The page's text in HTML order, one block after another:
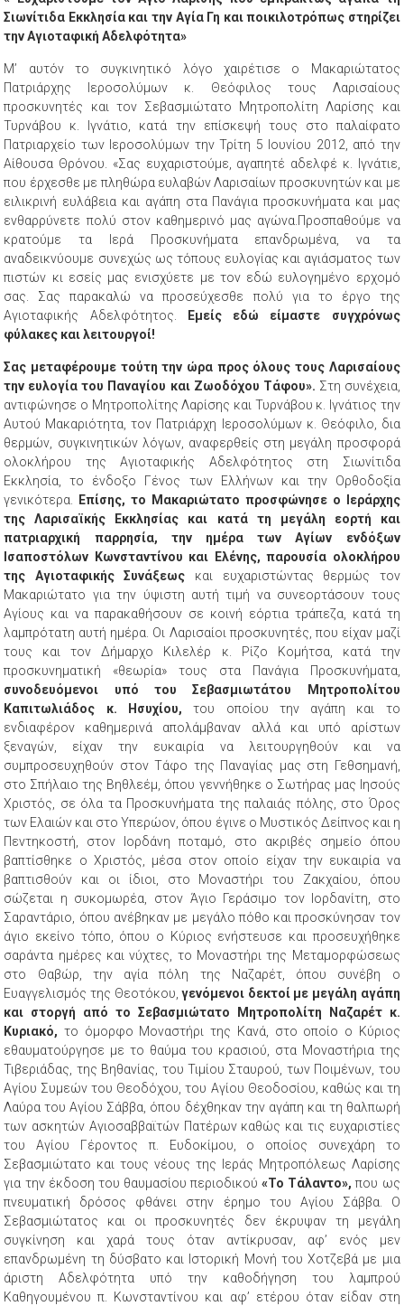
Σιωνίτιδα Εκκλησία και την Αγία Γη και ποικιλοτρόπως στηρίζει
την Αγιοταφική Αδελφότητα»
Μ’ αυτόν το συγκινητικό λόγο χαιρέτισε ο Μακαριώτατος
Πατριάρχης Ιεροσολύμων κ. Θεόφιλος τους Λαρισαίους
προσκυνητές και τον Σεβασμιώτατο Μητροπολίτη Λαρίσης και
Τυρνάβου κ. Ιγνάτιο, κατά την επίσκεψή τους στο παλαίφατο
Πατριαρχείο των Ιεροσολύμων την Τρίτη 5 Ιουνίου 2012, από την
Αίθουσα Θρόνου. «Σας ευχαριστούμε, αγαπητέ αδελφέ κ. Ιγνάτιε,
που έρχεσθε με πληθώρα ευλαβών Λαρισαίων προσκυνητών και με
ειλικρινή ευλάβεια και αγάπη στα Πανάγια προσκυνήματα και μας
ενθαρρύνετε πολύ στον καθημερινό μας αγώνα.Προσπαθούμε να
κρατούμε τα Ιερά Προσκυνήματα επανδρωμένα, να τα
αναδεικνύουμε συνεχώς ως τόπους ευλογίας και αγιάσματος των
πιστών κι εσείς μας ενισχύετε με τον εδώ ευλογημένο ερχομό
σας. Σας παρακαλώ να προσεύχεσθε πολύ για το έργο της
Αγιοταφικής Αδελφότητος.
Εμείς εδώ είμαστε συγχρόνως
φύλακες και λειτουργοί!
Σας μεταφέρουμε τούτη την ώρα προς όλους τους Λαρισαίους
την ευλογία του Παναγίου και Ζωοδόχου Τάφου». Στη συνέχεια,
αντιφώνησε ο Μητροπολίτης Λαρίσης και Τυρνάβου κ. Ιγνάτιος την
Αυτού Μακαριότητα, τον Πατριάρχη Ιεροσολύμων κ. Θεόφιλο, δια
θερμών, συγκινητικών λόγων, αναφερθείς στη μεγάλη προσφορά
ολοκλήρου της Αγιοταφικής Αδελφότητος στη Σιωνίτιδα
Εκκλησία, το ένδοξο Γένος των Ελλήνων και την Ορθοδοξία
γενικότερα.
Επίσης, το Μακαριώτατο προσφώνησε ο Ιεράρχης
της Λαρισαϊκής Εκκλησίας και κατά τη μεγάλη εορτή και
πατριαρχική παρρησία, την ημέρα των Αγίων ενδόξων
Ισαποστόλων Κωνσταντίνου και Ελένης, παρουσία ολοκλήρου
της Αγιοταφικής Συνάξεως και ευχαριστώντας θερμώς τον
Μακαριώτατο για την ύψιστη αυτή τιμή να συνεορτάσουν τους
Αγίους και να παρακαθήσουν σε κοινή εόρτια τράπεζα, κατά τη
λαμπρότατη αυτή ημέρα. Οι Λαρισαίοι προσκυνητές, που είχαν μαζί
τους και τον Δήμαρχο Κιλελέρ κ. Ρίζο Κομήτσα, κατά την
προσκυνηματική «θεωρία» τους στα Πανάγια Προσκυνήματα,
συνοδευόμενοι υπό του Σεβασμιωτάτου Μητροπολίτου
Καπιτωλιάδος κ. Ησυχίου, του οποίου την αγάπη και το
ενδιαφέρον καθημερινά απολάμβαναν αλλά και υπό αρίστων
ξεναγών, είχαν την ευκαιρία να λειτουργηθούν και να
συμπροσευχηθούν στον Τάφο της Παναγίας μας στη Γεθσημανή,
στο Σπήλαιο της Βηθλεέμ, όπου γεννήθηκε ο Σωτήρας μας Ιησούς
Χριστός, σε όλα τα Προσκυνήματα της παλαιάς πόλης, στο Όρος
των Ελαιών και στο Υπερώον, όπου έγινε ο Μυστικός Δείπνος και η
Πεντηκοστή, στον Ιορδάνη ποταμό, στο ακριβές σημείο όπου
βαπτίσθηκε ο Χριστός, μέσα στον οποίο είχαν την ευκαιρία να
βαπτισθούν και οι ίδιοι, στο Μοναστήρι του Ζακχαίου, όπου
σώζεται η συκομωρέα, στον Άγιο Γεράσιμο τον Ιορδανίτη, στο
Σαραντάριο, όπου ανέβηκαν με μεγάλο πόθο και προσκύνησαν τον
άγιο εκείνο τόπο, όπου ο Κύριος ενήστευσε και προσευχήθηκε
σαράντα ημέρες και νύχτες, το Μοναστήρι της Μεταμορφώσεως
στο Θαβώρ, την αγία πόλη της Ναζαρέτ, όπου συνέβη ο
Ευαγγελισμός της Θεοτόκου,γενόμενοι δεκτοί με μεγάλη αγάπη
και στοργή από το Σεβασμιώτατο Μητροπολίτη Ναζαρέτ κ.
Κυριακό,το όμορφο Μοναστήρι της Κανά, στο οποίο ο Κύριος
εθαυματούργησε με το θαύμα του κρασιού, στα Μοναστήρια της
Τιβεριάδας, της Βηθανίας, του Τιμίου Σταυρού, των Ποιμένων, του
Αγίου Συμεών του Θεοδόχου, του Αγίου Θεοδοσίου, καθώς και τη
Λαύρα του Αγίου Σάββα, όπου δέχθηκαν την αγάπη και τη θαλπωρή
των ασκητών Αγιοσαββαϊτών Πατέρων καθώς και τις ευχαριστίες
του Αγίου Γέροντος π. Ευδοκίμου, ο οποίος συνεχάρη το
Σεβασμιώτατο και τους νέους της Ιεράς Μητροπόλεως Λαρίσης
για την έκδοση του θαυμασίου περιοδικού«Το Τάλαντο», που ως
πνευματική δρόσος φθάνει στην έρημο του Αγίου Σάββα. Ο
Σεβασμιώτατος και οι προσκυνητές δεν έκρυψαν τη μεγάλη
συγκίνηση και χαρά τους όταν αντίκρυσαν, αφ’ ενός μεν
επανδρωμένη τη δύσβατο και Ιστορική Μονή του Χοτζεβά με μια
άριστη Αδελφότητα υπό την καθοδήγηση του λαμπρού
Καθηγουμένου π. Κωνσταντίνου και αφ’ ετέρου όταν είδαν στη